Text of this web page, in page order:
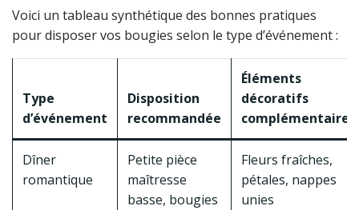
Voici un tableau synthétique des bonnes pratiques
pour disposer vos bougies selon le type d’événement :
Type
d’événement
Disposition
recommandée
Éléments
décoratifs
complémentaires
Dîner
romantique
Petite pièce
maîtresse
basse, bougies
Fleurs fraîches,
pétales, nappes
unies